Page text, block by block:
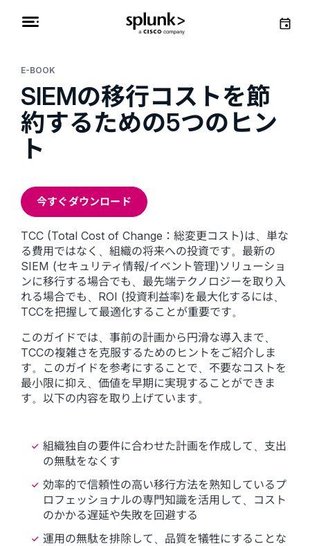
E-BOOK
SIEMの移行コストを節
約するための5つのヒン
ト
今すぐダウンロード
TCC (Total Cost of Change：総変更コスト)は、単な
る費用ではなく、組織の将来への投資です。最新の
SIEM (セキュリティ情報/イベント管理)ソリューショ
ンに移行する場合でも、最先端テクノロジーを取り入
れる場合でも、ROI (投資利益率)を最大化するには、
TCCを把握して最適化することが重要です。
このガイドでは、事前の計画から円滑な導入まで、
TCCの複雑さを克服するためのヒントをご紹介しま
す。このガイドを参考にすることで、不要なコストを
最小限に抑え、価値を早期に実現することができま
す。以下の内容を取り上げています。
組織独自の要件に合わせた計画を作成して、支出
の無駄をなくす
効率的で信頼性の高い移行方法を熟知しているプ
ロフェッショナルの専門知識を活用して、コスト
のかかる遅延や失敗を回避する
運用の無駄を排除して、品質を犠牲にすることな